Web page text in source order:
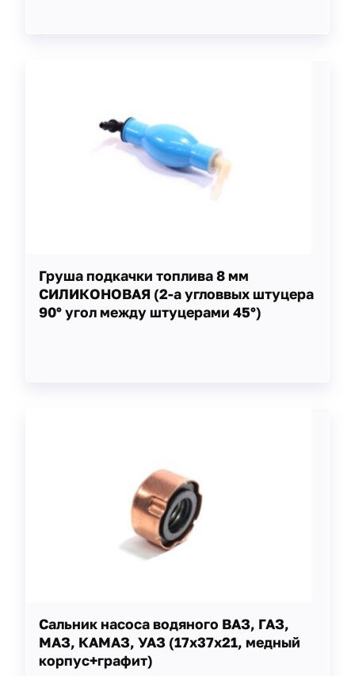
Груша подкачки топлива 8 мм
СИЛИКОНОВАЯ (2-а угловвых штуцера
90° угол между штуцерами 45°)
Сальник насоса водяного ВАЗ, ГАЗ,
МАЗ, КАМАЗ, УАЗ (17х37х21, медный
корпус+графит)